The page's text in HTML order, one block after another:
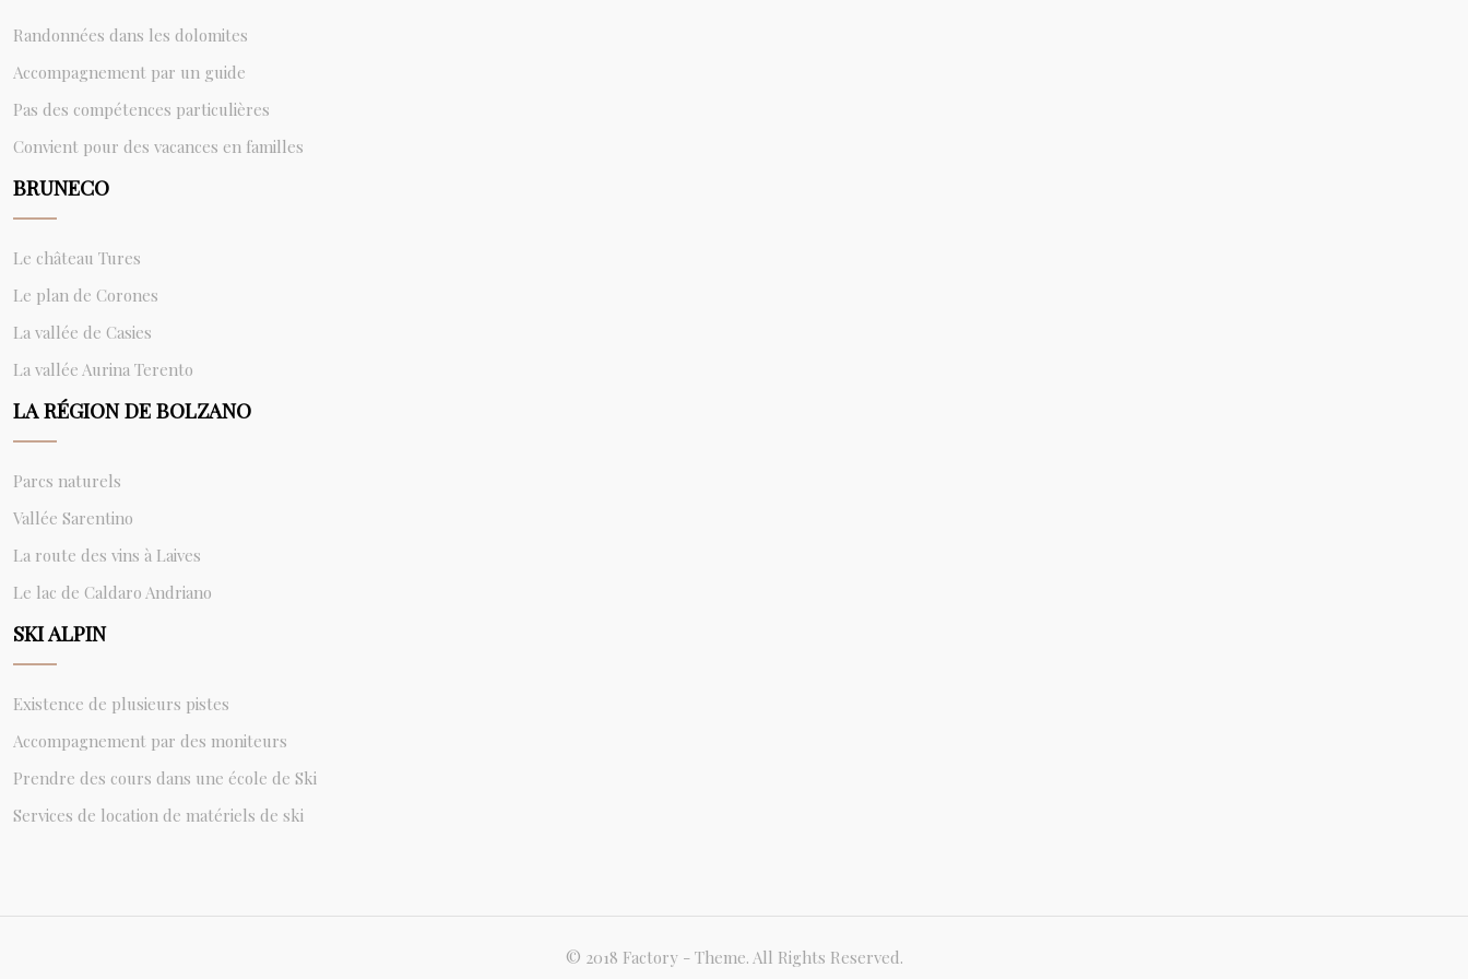
Randonnées dans les dolomites
Accompagnement par un guide
Pas des compétences particulières
Convient pour des vacances en familles
BRUNECO
Le château Tures
Le plan de Corones
La vallée de Casies
La vallée Aurina Terento
LA RÉGION DE BOLZANO
Parcs naturels
Vallée Sarentino
La route des vins à Laives
Le lac de Caldaro Andriano
SKI ALPIN
Existence de plusieurs pistes
Accompagnement par des moniteurs
Prendre des cours dans une école de Ski
Services de location de matériels de ski
© 2018 Factory - Theme. All Rights Reserved.